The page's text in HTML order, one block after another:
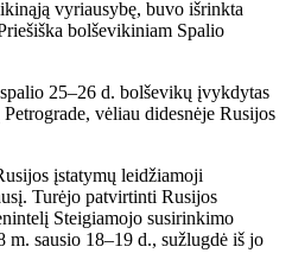
vyriausybę, buvo išrinkta
bolševikiniam Spalio
25–26 d. bolševikų įvykdytas
vėliau didesnėje Rusijos
įstatymų leidžiamoji
Turėjo patvirtinti Rusijos
Steigiamojo susirinkimo
m. sausio 18–19 d., sužlugdė iš jo